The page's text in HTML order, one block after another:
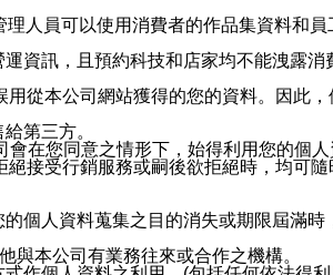
人員可以使用消費者的作品集資料和
資訊，且預約科技和店家均不能洩露
從本公司網站獲得的您的資料。因此
第三方。
在您同意之情形下，始得利用您的個
接受行銷服務或嗣後欲拒絕時，均可
個人資料蒐集之目的消失或期限屆滿時
與本公司有業務往來或合作之機構。